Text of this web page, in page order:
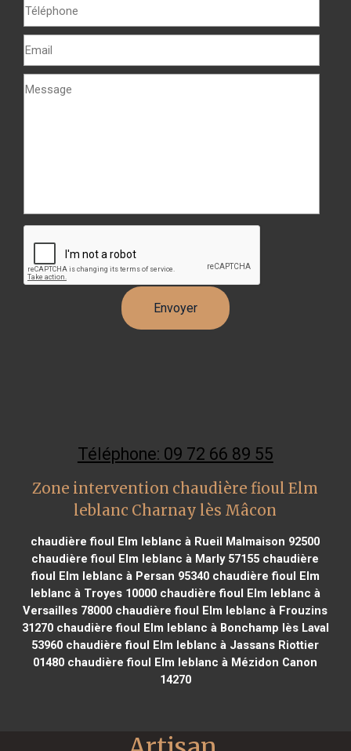
Téléphone: 09 72 66 89 55
Zone intervention chaudière fioul Elm
leblanc Charnay lès Mâcon
chaudière fioul Elm leblanc à Rueil Malmaison 92500
chaudière fioul Elm leblanc à Marly 57155 chaudière
fioul Elm leblanc à Persan 95340chaudière fioul Elm
leblanc à Troyes 10000chaudière fioul Elm leblanc à
Versailles 78000 chaudière fioul Elm leblanc à Frouzins
31270chaudière fioul Elm leblanc à Bonchamp lès Laval
53960 chaudière fioul Elm leblanc à Jassans Riottier
01480 chaudière fioul Elm leblanc à Mézidon Canon
14270